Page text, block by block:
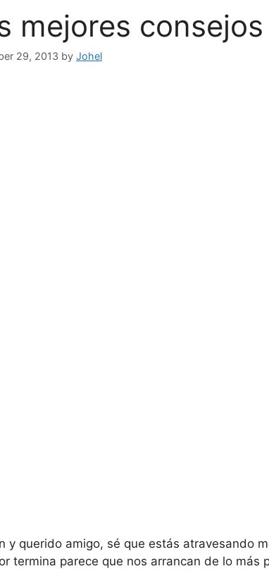
mejores
29, 2013 by Johel
y querido amigo, sé que estás atravesando
termina parece que nos arrancan de lo más